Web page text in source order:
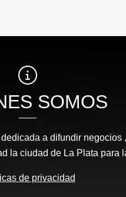
SOMOS
a difundir
la ciudad de La Plata para
de privacidad